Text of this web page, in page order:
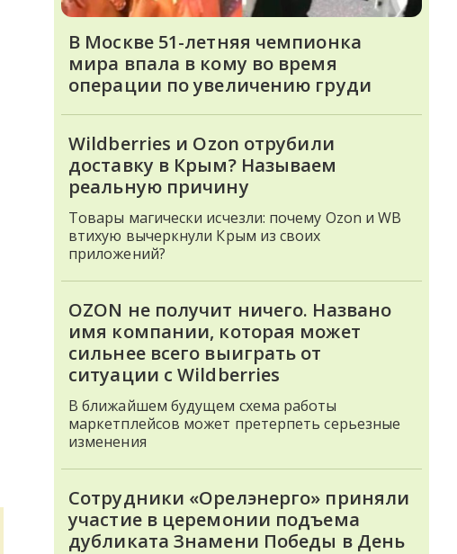
В Москве 51-летняя чемпионка
мира впала в кому во время
операции по увеличению груди
Wildberries и Ozon отрубили
доставку в Крым? Называем
реальную причину
Товары магически исчезли: почему Ozon и WB
втихую вычеркнули Крым из своих
приложений?
OZON не получит ничего. Названо
имя компании, которая может
сильнее всего выиграть от
ситуации с Wildberries
В ближайшем будущем схема работы
маркетплейсов может претерпеть серьезные
изменения
Сотрудники «Орелэнерго» приняли
участие в церемонии подъема
дубликата Знамени Победы в День